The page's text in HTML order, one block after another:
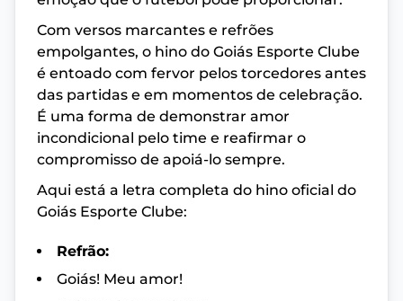
Com versos marcantes e refrões
empolgantes, o hino do Goiás Esporte Clube
é entoado com fervor pelos torcedores antes
das partidas e em momentos de celebração.
É uma forma de demonstrar amor
incondicional pelo time e reafirmar o
compromisso de apoiá-lo sempre.
Aqui está a letra completa do hino oficial do
Goiás Esporte Clube:
Refrão:
Goiás! Meu amor!